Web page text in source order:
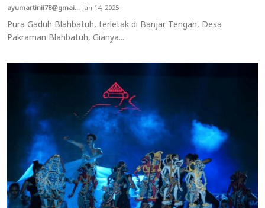
ayumartinii78@gmai...Jan 14, 2025
Pura Gaduh Blahbatuh, terletak di Banjar Tengah, Desa
Pakraman Blahbatuh, Gianya...